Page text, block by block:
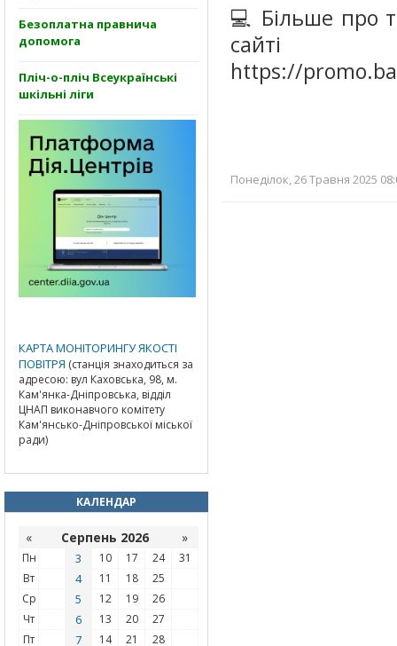
Безоплатна правнича
допомога
Пліч-о-пліч Всеукраїнські
шкільні ліги
КАРТА МОНІТОРИНГУ ЯКОСТІ
ПОВІТРЯ (станція знаходиться за
адресою: вул Каховська, 98, м.
Кам'янка-Дніпровська, відділ
ЦНАП виконавчого комітету
Кам'янсько-Дніпровської міської
ради)
КАЛЕНДАР
« Серпень 2026 »
Пн 3 10 17 24
31
Вт
4 11 18
25
Ср
5 12 19
26
Чт
6 13 20
27
Пт
7 14 21
28
💻 Більше про
https://
Понеділок, 26 Травня 2025